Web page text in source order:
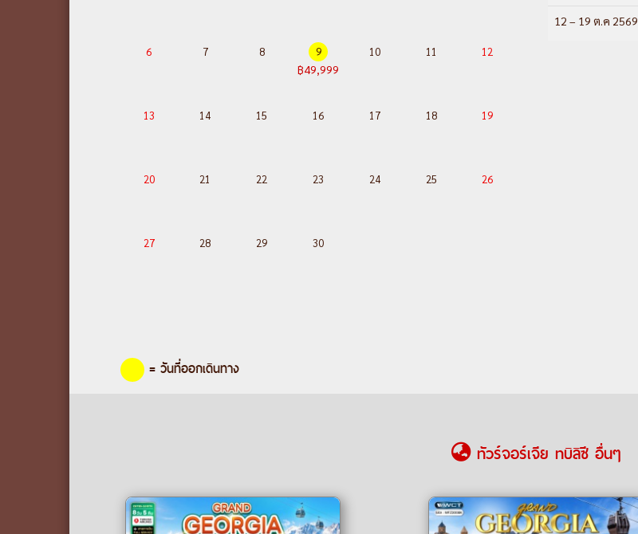
6 7 8 9
฿49,999
10 11 12
13 14 15 16 17 18 19
20 21 22 23 24 25 26
27 28 29 30
= วันที่ออกเดินทาง
12 – 19 ต.ค 2569
ทัวร์จอร์เจีย ทบิลิซี อื่นๆ